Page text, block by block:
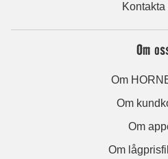
Kontakta
Om
Om
Om
Om
Om